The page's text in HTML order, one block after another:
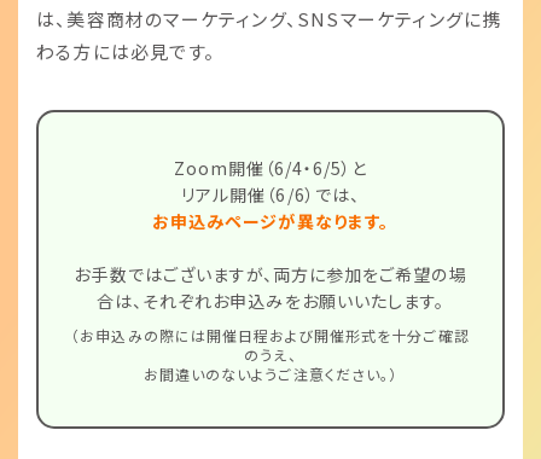
は、美容商材のマーケティング、SNSマーケティングに携
わる方には必見です。
Zoom開催（6/4・6/5）と
リアル開催（6/6）では、
お申込みページが異なります。
お手数ではございますが、両方に参加をご希望の場
合は、 それぞれお申込みをお願いいたします。
（お申込みの際には開催日程および開催形式を十分ご確認
のうえ、
お間違いのないようご注意ください。）